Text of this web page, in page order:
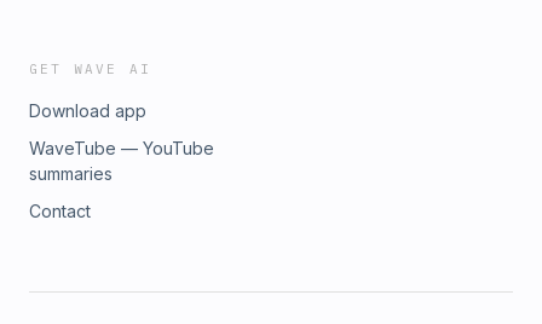
GET WAVE AI
Download app
WaveTube — YouTube
summaries
Contact